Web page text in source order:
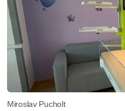
Miroslav Pucholt